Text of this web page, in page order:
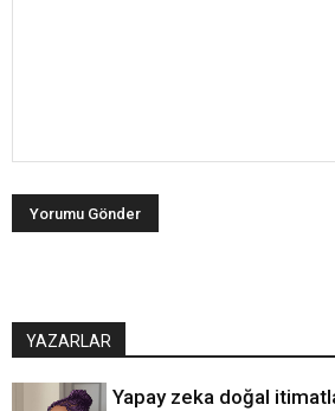
YAZARLAR
Yapay zeka doğal